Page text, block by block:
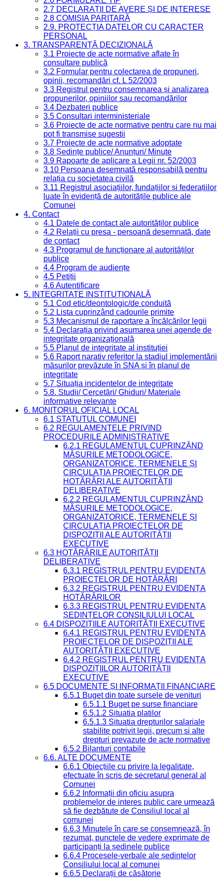
2.7 DECLARAȚII DE AVERE ȘI DE INTERESE
2.8 COMISIA PARITARĂ
2.9. PROTECȚIA DATELOR CU CARACTER
PERSONAL
3. TRANSPARENȚĂ DECIZIONALĂ
3.1 Proiecte de acte normative aflate în
consultare publică
3.2 Formular pentru colectarea de propuneri,
opinii, recomandări cf. L 52/2003
3.3 Registrul pentru consemnarea și analizarea
propunerilor, opiniilor sau recomandărilor
3.4 Dezbateri publice
3.5 Consultari interministeriale
3.6 Proiecte de acte normative pentru care nu mai
pot fi transmise sugestii
3.7 Proiecte de acte normative adoptate
3.8 Ședințe publice/ Anunțuri/ Minute
3.9 Rapoarte de aplicare a Legii nr. 52/2003
3.10 Persoana desemnată responsabilă pentru
relația cu societatea civilă
3.11 Registrul asociațiilor, fundațiilor și federațiilor
luate în evidență de autoritățile publice ale
Comunei
4. Contact
4.1 Datele de contact ale autorităților publice
4.2 Relații cu presa - persoană desemnată, date
de contact
4.3 Programul de funcționare al autorităților
publice
4.4 Program de audiențe
4.5 Petiții
4.6 Autentificare
5. INTEGRITATE INSTITUȚIONALĂ
5.1 Cod etic/deontologic/de conduită
5.2 Lista cuprinzând cadourile primite
5.3 Mecanismul de raportare a încălcărilor legii
5.4 Declarația privind asumarea unei agende de
integritate organizațională
5.5 Planul de integritate al instituției
5.6 Raport narativ referitor la stadiul implementării
măsurilor prevăzute în SNA și în planul de
integritate
5.7 Situația incidentelor de integritate
5.8. Studii/ Cercetări/ Ghiduri/ Materiale
informative relevante
6. MONITORUL OFICIAL LOCAL
6.1 STATUTUL COMUNEI
6.2 REGULAMENTELE PRIVIND
PROCEDURILE ADMINISTRATIVE
6.2.1 REGULAMENTUL CUPRINZÂND
MĂSURILE METODOLOGICE,
ORGANIZATORICE, TERMENELE ȘI
CIRCULAȚIA PROIECTELOR DE
HOTĂRÂRI ALE AUTORITĂȚII
DELIBERATIVE
6.2.2 REGULAMENTUL CUPRINZÂND
MĂSURILE METODOLOGICE,
ORGANIZATORICE, TERMENELE ȘI
CIRCULAȚIA PROIECTELOR DE
DISPOZIȚII ALE AUTORITĂȚII
EXECUTIVE
6.3 HOTĂRÂRILE AUTORITĂȚII
DELIBERATIVE
6.3.1 REGISTRUL PENTRU EVIDENȚA
PROIECTELOR DE HOTĂRÂRI
6.3.2 REGISTRUL PENTRU EVIDENȚA
HOTĂRÂRILOR
6.3.3 REGISTRUL PENTRU EVIDENȚA
ȘEDINȚELOR CONSILIULUI LOCAL
6.4 DISPOZIȚIILE AUTORITĂȚII EXECUTIVE
6.4.1 REGISTRUL PENTRU EVIDENȚA
PROIECTELOR DE DISPOZIȚII ALE
AUTORITĂȚII EXECUTIVE
6.4.2 REGISTRUL PENTRU EVIDENȚA
DISPOZIȚIILOR AUTORITĂȚII
EXECUTIVE
6.5 DOCUMENTE ȘI INFORMAȚII FINANCIARE
6.5.1 Buget din toate sursele de venituri
6.5.1.1 Buget pe surse financiare
6.5.1.2 Situatia platilor
6.5.1.3 Situatia drepturilor salariale
stabilite potrivit legii, precum si alte
drepturi prevazute de acte normative
6.5.2 Bilanturi contabile
6.6. ALTE DOCUMENTE
6.6.1 Obiecțiile cu privire la legalitate,
efectuate în scris de secretarul general al
Comunei
6.6.2 Informații din oficiu asupra
problemelor de interes public care urmează
să fie dezbătute de Consiliul local al
comunei
6.6.3 Minutele în care se consemnează, în
rezumat, punctele de vedere exprimate de
participanți la ședinele publice
6.6.4 Procesele-verbale ale ședințelor
Consiliului local al comunei
6.6.5 Declarații de căsătorie